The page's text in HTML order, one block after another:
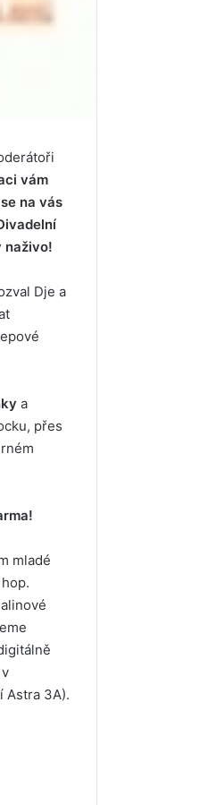
vám
na vás
naživo!
Dje a
a
přes
mladé
Astra 3A).